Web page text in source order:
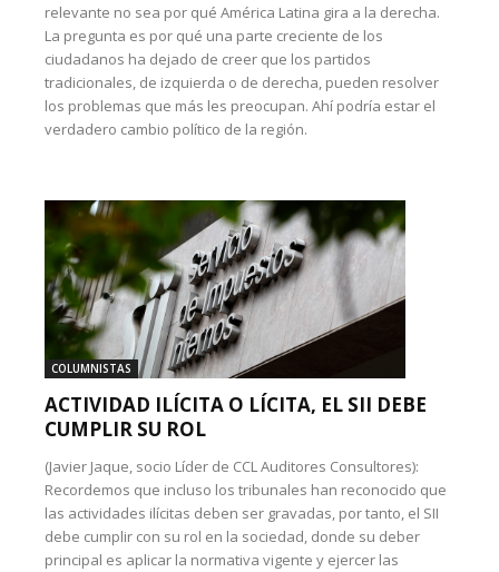
relevante no sea por qué América Latina gira a la derecha.
La pregunta es por qué una parte creciente de los
ciudadanos ha dejado de creer que los partidos
tradicionales, de izquierda o de derecha, pueden resolver
los problemas que más les preocupan. Ahí podría estar el
verdadero cambio político de la región.
COLUMNISTAS
ACTIVIDAD ILÍCITA O LÍCITA, EL SII DEBE
CUMPLIR SU ROL
(Javier Jaque, socio Líder de CCL Auditores Consultores):
Recordemos que incluso los tribunales han reconocido que
las actividades ilícitas deben ser gravadas, por tanto, el SII
debe cumplir con su rol en la sociedad, donde su deber
principal es aplicar la normativa vigente y ejercer las